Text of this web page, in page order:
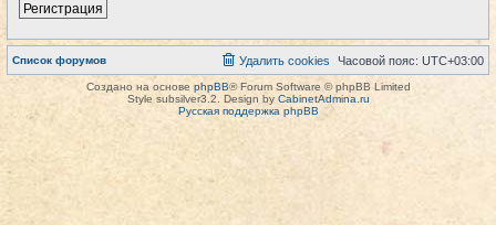
Регистрация
Список форумов Часовой пояс: UTC+03:00
Удалить cookies
Создано на основе phpBB® Forum Software © phpBB Limited
Style subsilver3.2. Design by CabinetAdmina.ru
Русская поддержка phpBB